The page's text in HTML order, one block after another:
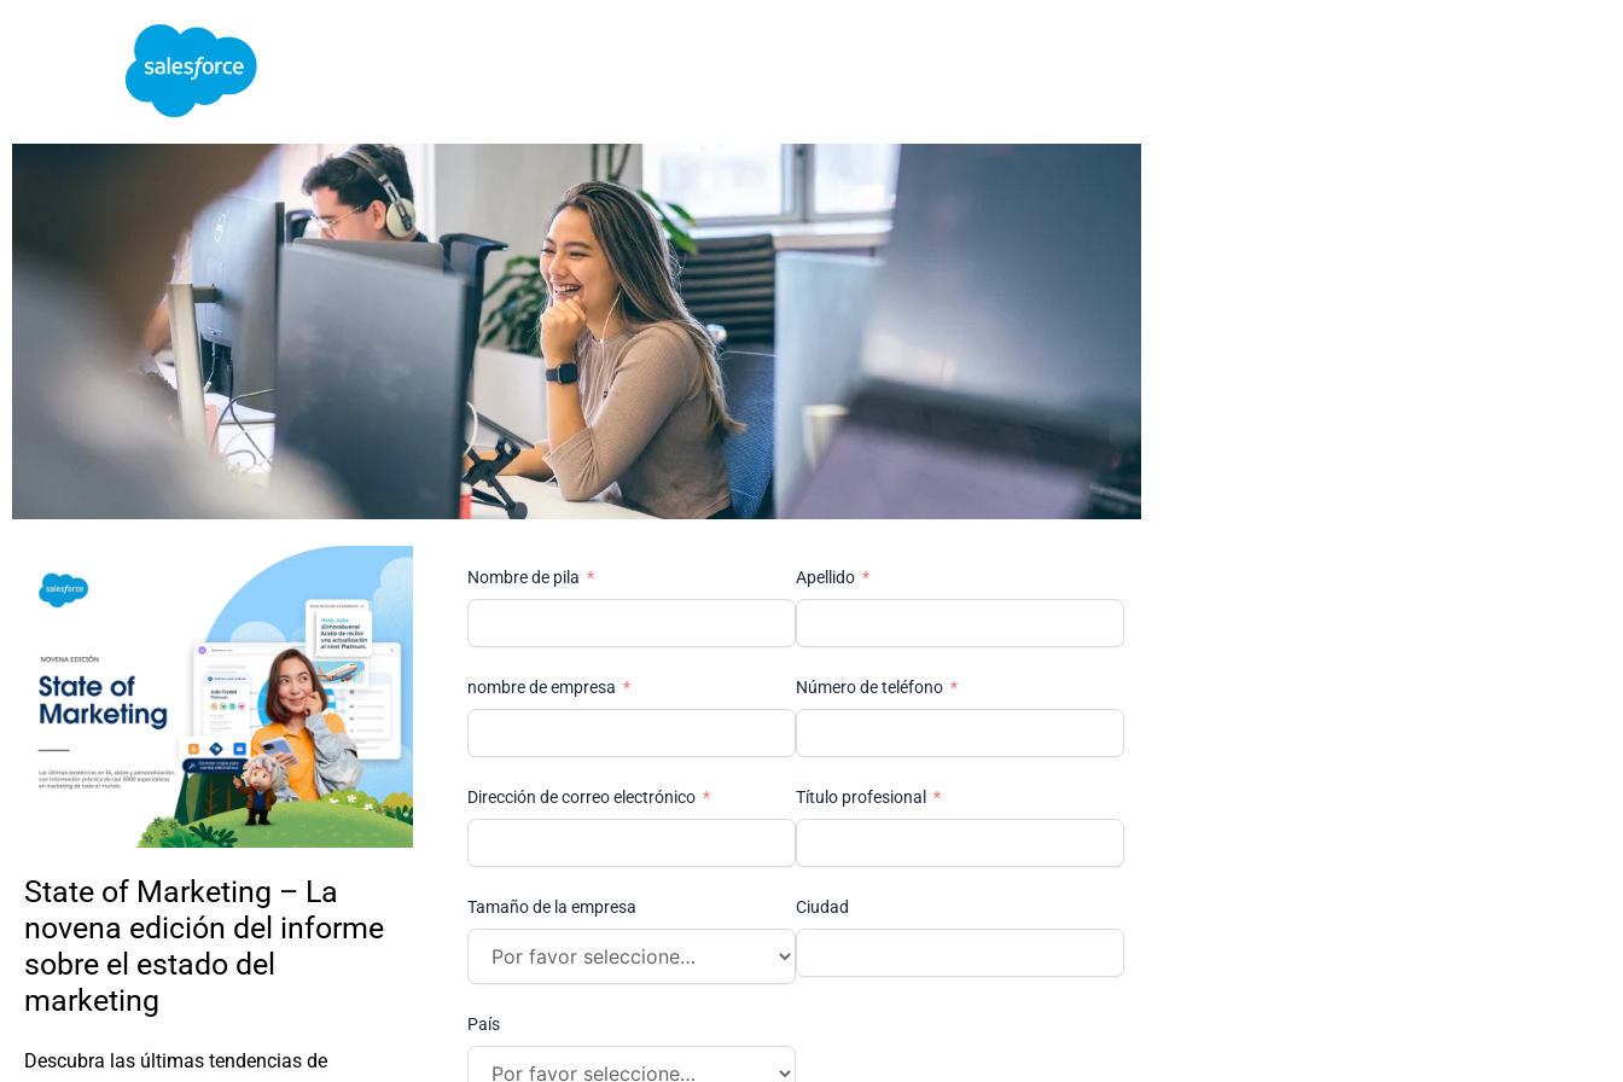
State of Marketing – La
novena edición del informe
sobre el estado del
marketing
Descubra las últimas tendencias de
Nombre de pila Apellido
nombre de empresa
Dirección de correo electrónico
Tamaño de la empresa
País
Número de teléfono
Título profesional
Ciudad